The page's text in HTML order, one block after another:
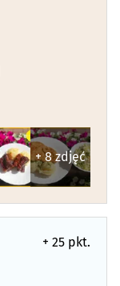
+ 8 zdjęć
+ 25 pkt.